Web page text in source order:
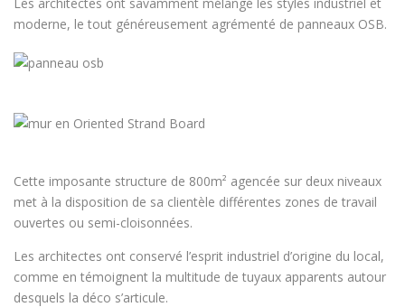
moderne, le tout généreusement agrémenté de panneaux OSB.
Cette imposante structure de 800m² agencée sur deux niveaux
met à la disposition de sa clientèle différentes zones de travail
ouvertes ou semi-cloisonnées.
Les architectes ont conservé l’esprit industriel d’origine du local,
comme en témoignent la multitude de tuyaux apparents autour
desquels la déco s’articule.